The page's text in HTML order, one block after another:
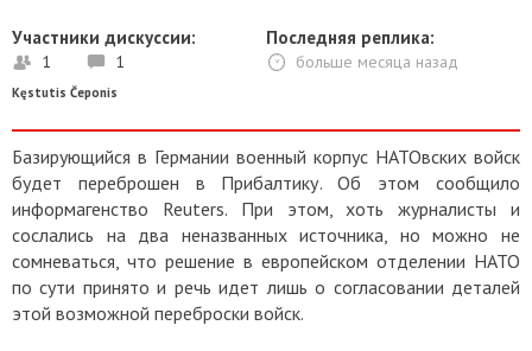
Участники дискуссии:
1 1
Последняя реплика:
больше месяца назад
Kęstutis Čeponis
Базирующийся в Германии военный корпус НАТОвских войск
будет переброшен в Прибалтику. Об этом сообщило
информагенство Reuters. При этом, хоть журналисты и
сослались на два неназванных источника, но можно не
сомневаться, что решение в европейском отделении НАТО
по сути принято и речь идет лишь о согласовании деталей
этой возможной переброски войск.